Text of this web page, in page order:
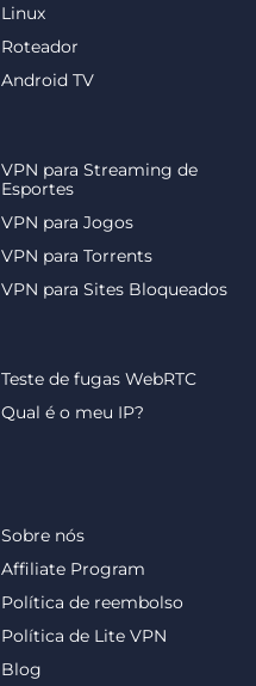
Linux
Roteador
Android TV
VPN para Streaming de
Esportes
VPN para Jogos
VPN para Torrents
VPN para Sites Bloqueados
Sobre nós
Affiliate Program
Política de reembolso
Política de Lite VPN
Blog
Teste de fugas WebRTC
Qual é o meu IP?